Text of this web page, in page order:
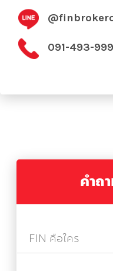
091-493-
คำถ
FIN คือใคร